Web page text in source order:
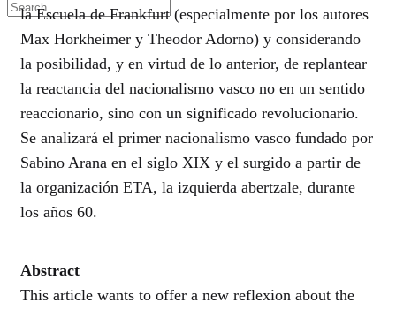
la Escuela de Frankfurt (especialmente por los autores
Max Horkheimer y Theodor Adorno) y considerando
la posibilidad, y en virtud de lo anterior, de replantear
la reactancia del nacionalismo vasco no en un sentido
reaccionario, sino con un significado revolucionario.
Se analizará el primer nacionalismo vasco fundado por
Sabino Arana en el siglo XIX y el surgido a partir de
la organización ETA, la izquierda abertzale, durante
los años 60.
Abstract
This article wants to offer a new reflexion about the